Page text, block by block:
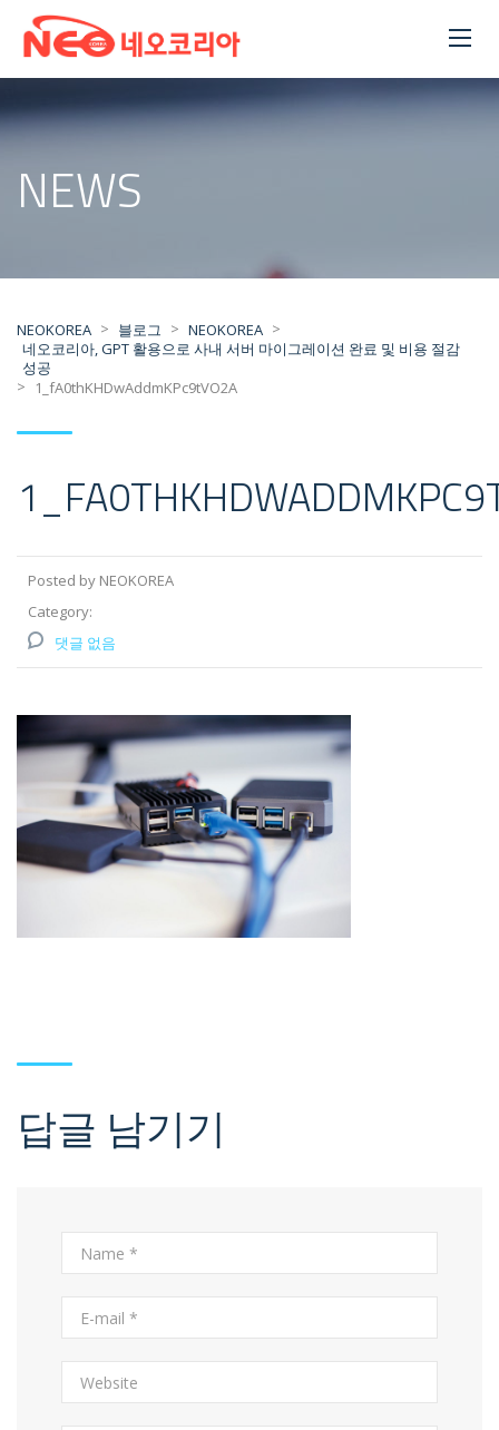
NEWS
NEOKOREA > 블로그 > NEOKOREA >
네오코리아, GPT 활용으로 사내 서버 마이그레이션 완료 및 비용 절감
성공
>
1_fA0thKHDwAddmKPc9tVO2A
Posted by NEOKOREA
Category:
댓글 없음
답글 남기기